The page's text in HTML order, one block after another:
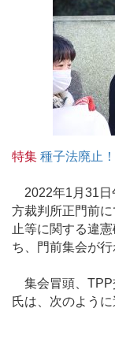
特集 種子法廃止
2022年1月31日
方裁判所正門前
止等に関する違
ち、門前集会が行
集会冒頭、TPP
氏は、次のように